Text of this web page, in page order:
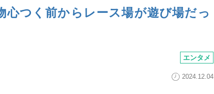
心つく前からレース場が遊び場だっ
エンタメ
2024.12.04